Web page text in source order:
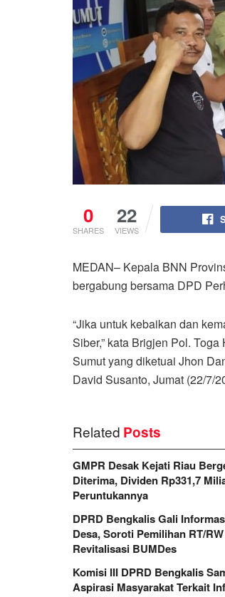
0
SHARES
22
VIEWS
MEDAN– Kepala BNN
bergabung bersama DPD
“Jika untuk kebaikan dan
Siber,” kata Brigjen Pol.
Sumut yang diketuai Jhon
David Susanto, Jumat (22/7/
Related Posts
GMPR Desak Kejati Riau
Diterima, Dividen Rp331,7
Peruntukannya
DPRD Bengkalis Gali
Desa, Soroti Pemilihan RT/
Revitalisasi BUMDes
Komisi III DPRD Bengkalis
Aspirasi Masyarakat Terkait